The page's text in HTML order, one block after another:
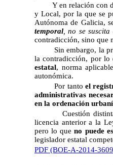
Y en relación con
y Local, por la que se
Autónoma de Galicia,
temporal , no se
contradicción, sino que
Sin embargo, la
la contradicción, por lo
estatal, norma
autonómica.
Por tanto el
administrativas
en la ordenación
Cuestión
licencia anterior a la
pero lo queno puede
legislador estatal
PDF (BOE-A-2014-